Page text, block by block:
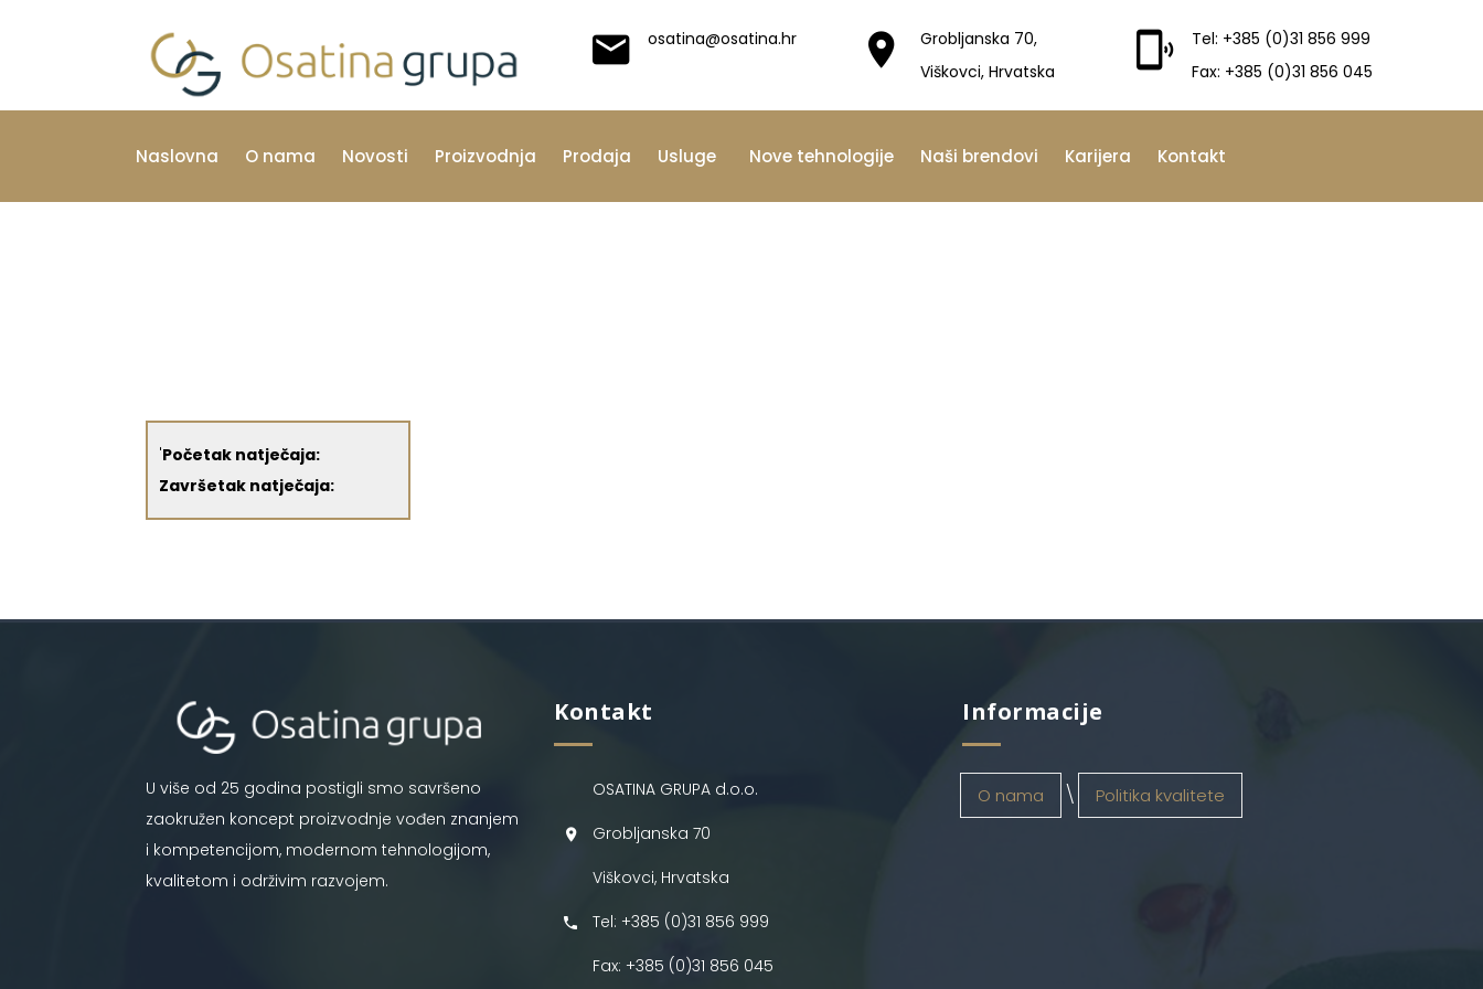
osatina@osatina.hr
Grobljanska 70,
Viškovci, Hrvatska
Tel: +385 (0)31 856 999
Fax: +385 (0)31 856 045
Naslovna O nama Novosti Proizvodnja Prodaja Usluge Nove tehnologije Naši brendovi Karijera Kontakt
'Početak natječaja:
Završetak natječaja:
U više od 25 godina postigli smo savršeno
zaokružen koncept proizvodnje vođen znanjem
i kompetencijom, modernom tehnologijom,
kvalitetom i održivim razvojem.
Kontakt
OSATINA GRUPA d.o.o.
Grobljanska 70
Viškovci, Hrvatska
Tel: +385 (0)31 856 999
Fax: +385 (0)31 856 045
Informacije
O nama Politika kvalitete